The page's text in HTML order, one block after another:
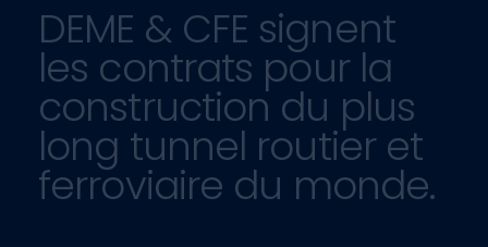
DEME & CFE signent
les contrats pour la
construction du plus
long tunnel routier et
ferroviaire du monde.